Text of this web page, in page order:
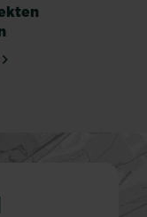
voorkomende